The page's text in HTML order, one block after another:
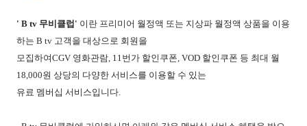
' B tv 무비클럽' 이란 프리미어 월정액 또는 지상파 월정액 상품을 이용
하는 B tv 고객을 대상으로 회원을
모집하여CGV 영화관람, 11번가 할인쿠폰, VOD 할인쿠폰 등 최대 월
18,000원 상당의 다양한 서비스를 이용할 수 있는
유료 멤버십 서비스입니다.